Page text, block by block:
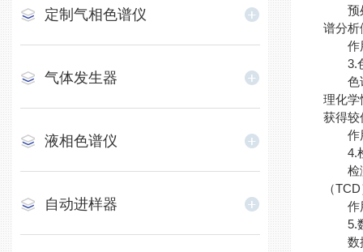
定制气相色谱仪
气体发生器
液相色谱仪
自动进样器
预处
谱分析
作用
3.色
色谱
理化学
获得较
作用
4.
检测
（
作用
5.数
数据